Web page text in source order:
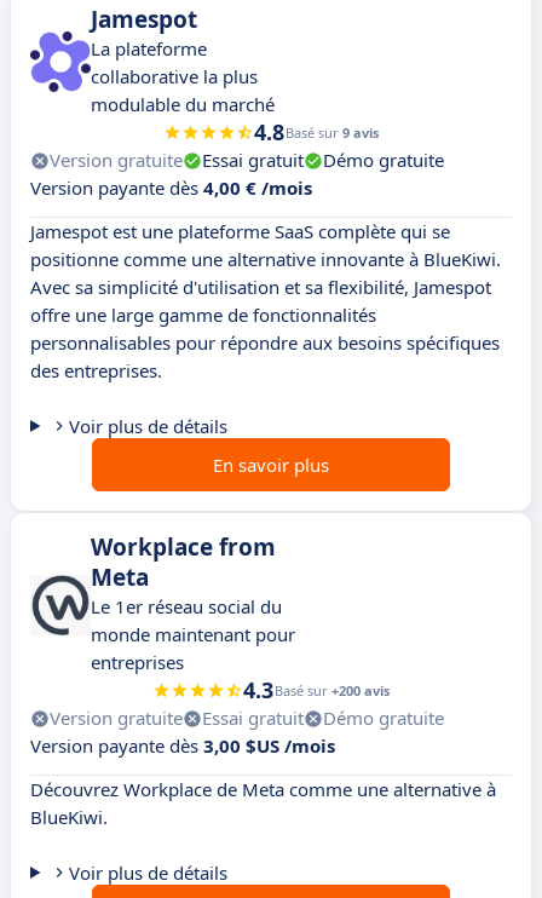
Jamespot
La plateforme
collaborative la plus
modulable du marché
4.8Basé sur 9 avis
Version gratuite Essai gratuit
Démo gratuite
Version payante dès 4,00 € /mois
Jamespot est une plateforme SaaS complète qui se
positionne comme une alternative innovante à BlueKiwi.
Avec sa simplicité d'utilisation et sa flexibilité, Jamespot
offre une large gamme de fonctionnalités
personnalisables pour répondre aux besoins spécifiques
des entreprises.
Voir plus de détails
En savoir plus
Workplace from
Meta
Le 1er réseau social du
monde maintenant pour
entreprises
4.3Basé sur +200 avis
Version gratuite Essai gratuit
Démo gratuite
Version payante dès 3,00 $US /mois
Découvrez Workplace de Meta comme une alternative à
BlueKiwi.
Voir plus de détails